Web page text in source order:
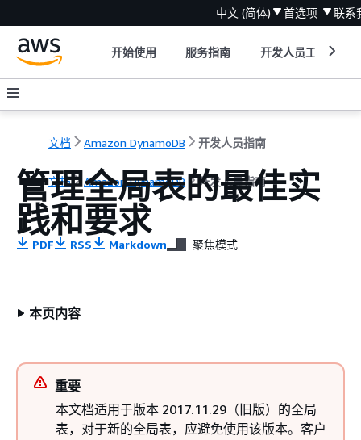
中文 (简体) 首选项 联系
开始使用 服务指南 开发人员工具
文档 Amazon DynamoDB 开发人员指南
文档 Amazon DynamoDB 开发人员指南
管理全局表的最佳实
践和要求
PDF RSS Markdown 聚焦模式
本页内容
重要
本文档适用于版本 2017.11.29（旧版）的全局
表，对于新的全局表，应避免使用该版本。客户